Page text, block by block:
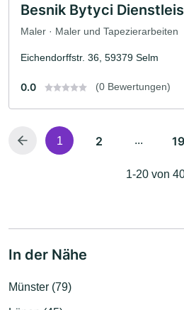
Besnik Bytyci
Maler · Maler und Tapezierarbeiten
Eichendorffstr. 36, 59379 Selm
0.0 (0 Bewertungen)
1 2 ... 19
1-20 von
In der Nähe
Münster (79)